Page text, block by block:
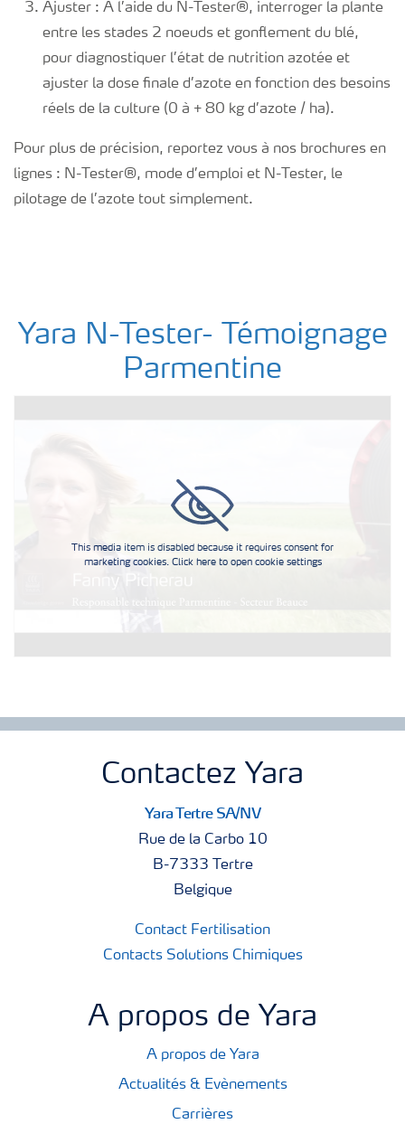
Ajuster : A l’aide du N-Tester®, interroger la plante
entre les stades 2 noeuds et gonflement du blé,
pour diagnostiquer l’état de nutrition azotée et
ajuster la dose finale d’azote en fonction des besoins
réels de la culture (0 à + 80 kg d’azote / ha).
Pour plus de précision, reportez vous à nos brochures en
lignes : N-Tester®, mode d’emploi et N-Tester, le
pilotage de l’azote tout simplement.
Yara N-Tester- Témoignage
Parmentine
This media item is disabled because it requires consent for
marketing cookies. Click here to open cookie settings
Contactez Yara
Yara Tertre SA/NV
Rue de la Carbo 10
B-7333 Tertre
Belgique
Contact Fertilisation
Contacts Solutions Chimiques
A propos de Yara
A propos de Yara
Actualités & Evènements
Carrières